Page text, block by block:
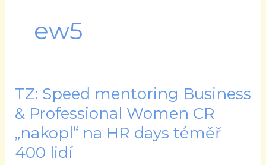
ew5
TZ: Speed mentoring Business
& Professional Women CR
„nakopl“ na HR days téměř
400 lidí
TZ:
Speed
mentoring
Business
&